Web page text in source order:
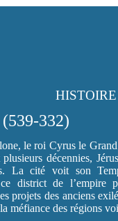
332)
le roi Cyrus le
décennies,
La cité voit son
district de l’empire
projets des anciens
méfiance des régions